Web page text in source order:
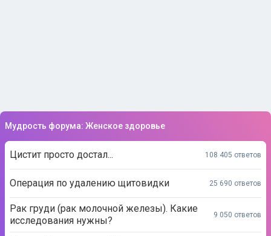
Мудрость форума: Женское здоровье
Цистит просто достал... 108 405 ответов
Операция по удалению щитовидки 25 690 ответов
Рак груди (рак молочной железы). Какие
исследования нужны?
9 050 ответов